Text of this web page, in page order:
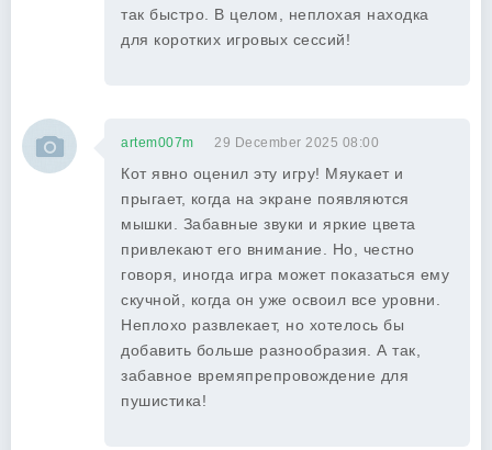
так быстро. В целом, неплохая находка
для коротких игровых сессий!
artem007m 29 December 2025 08:00
Кот явно оценил эту игру! Мяукает и
прыгает, когда на экране появляются
мышки. Забавные звуки и яркие цвета
привлекают его внимание. Но, честно
говоря, иногда игра может показаться ему
скучной, когда он уже освоил все уровни.
Неплохо развлекает, но хотелось бы
добавить больше разнообразия. А так,
забавное времяпрепровождение для
пушистика!